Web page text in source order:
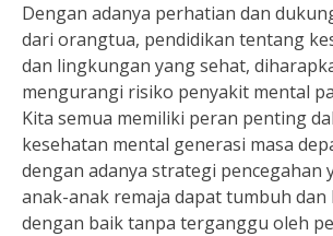
Dengan adanya perhatian dan
dari orangtua, pendidikan tentang
dan lingkungan yang sehat,
mengurangi risiko penyakit mental
Kita semua memiliki peran penting
kesehatan mental generasi masa
dengan adanya strategi pencegahan
anak-anak remaja dapat tumbuh
dengan baik tanpa terganggu oleh